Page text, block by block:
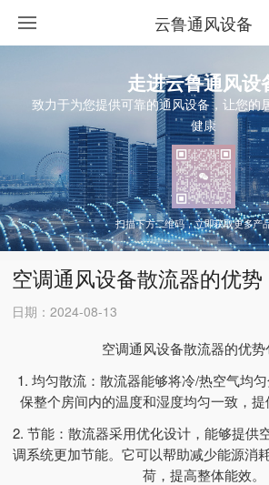
云鲁通风设备
走进云鲁通风设
致力于为您提供可靠的通风设备，让您的
健康
扫描下方二维码，立即获取更多产
空调通风设备散流器的优势
日期：2024-08-13
空调通风设备散流器的优势
1. 均匀散流：散流器能够将冷/热空气均
保整个房间内的温度和湿度均匀一致，提
2. 节能：散流器采用优化设计，能够提供
调系统更加节能。它可以帮助减少能源消
荷，提高整体能效。